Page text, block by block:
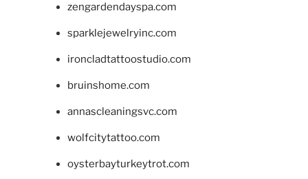
zengardendayspa.com
sparklejewelryinc.com
ironcladtattoostudio.com
bruinshome.com
annascleaningsvc.com
wolfcitytattoo.com
oysterbayturkeytrot.com